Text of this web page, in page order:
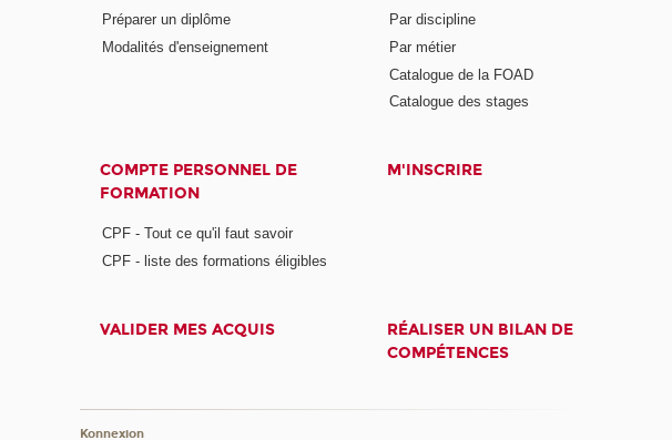
Préparer un diplôme
Modalités d'enseignement
Par discipline
Par métier
Catalogue de la FOAD
Catalogue des stages
COMPTE PERSONNEL DE
FORMATION
CPF - Tout ce qu'il faut savoir
CPF - liste des formations éligibles
M'INSCRIRE
VALIDER MES ACQUIS
RÉALISER UN BILAN DE
COMPÉTENCES
Konnexion